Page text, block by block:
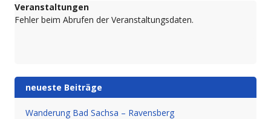
Veranstaltungen
Fehler beim Abrufen der Veranstaltungsdaten.
neueste Beiträge
Wanderung Bad Sachsa – Ravensberg